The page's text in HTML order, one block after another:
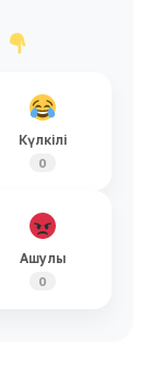
Күлкілі
0
Ашулы
0